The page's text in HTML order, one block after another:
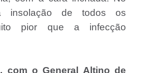
insolação de todos os
pior que a infecção
com o General Altino de